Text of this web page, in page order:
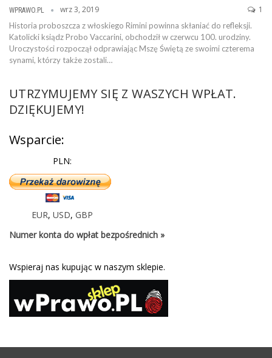
WPRAWO.PL wrz 3, 2019 1
Historia proboszcza z włoskiego Rimini powinna skłaniać do refleksji.
Katolicki ksiądz Probo Vaccarini, obchodził w czerwcu 100. urodziny.
Uroczystości rozpoczął odprawiając Mszę Świętą ze swoimi czterema
synami, którzy także zostali…
UTRZYMUJEMY SIĘ Z WASZYCH WPŁAT.
DZIĘKUJEMY!
Wsparcie:
PLN:
EUR, USD, GBP
Numer konta do wpłat bezpośrednich »
Wspieraj nas kupując w naszym sklepie.